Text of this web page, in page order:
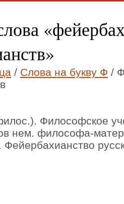
/ Слова на букву Ф /
Философское
нем. философа-
Фейербахианство